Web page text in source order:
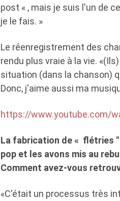
post « , mais je suis l'un de
je le fais. »
Le réenregistrement des
rendu plus vraie à la vie.
situation (dans la chanson)
Donc, j'aime aussi ma
https://www.youtube.com/
La fabrication de « flétries
pop et les avons mis au
Comment avez-vous
«C'était un processus très